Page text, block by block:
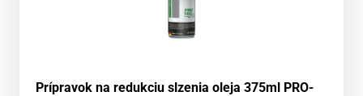
Prípravok na redukciu slzenia oleja 375ml PRO-